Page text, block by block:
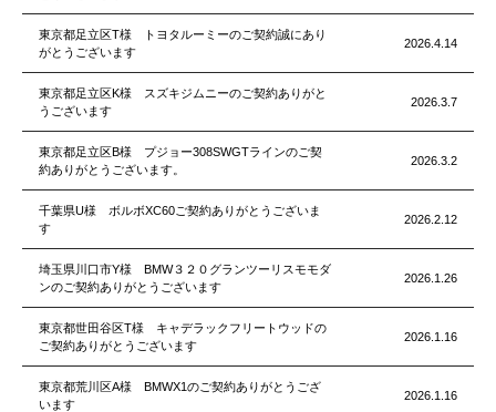
東京都足立区T様 トヨタルーミーのご契約誠にあり
がとうございます
2026.4.14
東京都足立区K様 スズキジムニーのご契約ありがと
うございます
2026.3.7
東京都足立区B様 プジョー308SWGTラインのご契
約ありがとうございます。
2026.3.2
千葉県U様 ボルボXC60ご契約ありがとうございま
す
2026.2.12
埼玉県川口市Y様 BMW３２０グランツーリスモモダ
ンのご契約ありがとうございます
2026.1.26
東京都世田谷区T様 キャデラックフリートウッドの
ご契約ありがとうございます
2026.1.16
東京都荒川区A様 BMWX1のご契約ありがとうござ
います
2026.1.16